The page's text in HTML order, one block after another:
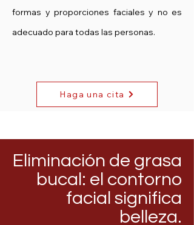
formas y proporciones faciales y no es
adecuado para todas las personas.
Haga una cita
Eliminación de grasa
bucal: el contorno
facial significa
belleza.